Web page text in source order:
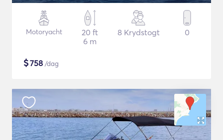
Motoryacht
20 ft
6 m
8 Krydstogt 0
$758 /dag